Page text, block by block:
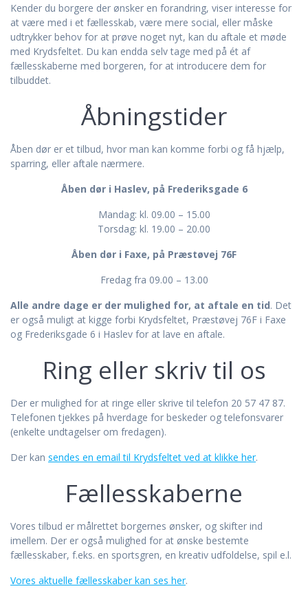
Kender du borgere der ønsker en forandring, viser interesse for
at være med i et fællesskab, være mere social, eller måske
udtrykker behov for at prøve noget nyt, kan du aftale et møde
med Krydsfeltet. Du kan endda selv tage med på ét af
fællesskaberne med borgeren, for at introducere dem for
tilbuddet.
Åbningstider
Åben dør er et tilbud, hvor man kan komme forbi og få hjælp,
sparring, eller aftale nærmere.
Åben dør i Haslev, på Frederiksgade 6
Mandag: kl. 09.00 – 15.00
Torsdag: kl. 19.00 – 20.00
Åben dør i Faxe, på Præstøvej 76F
Fredag fra 09.00 – 13.00
Alle andre dage er der mulighed for, at aftale en tid. Det
er også muligt at kigge forbi Krydsfeltet, Præstøvej 76F i Faxe
og Frederiksgade 6 i Haslev for at lave en aftale.
Ring eller skriv til os
Der er mulighed for at ringe eller skrive til telefon 20 57 47 87.
Telefonen tjekkes på hverdage for beskeder og telefonsvarer
(enkelte undtagelser om fredagen).
Der kan sendes en email til Krydsfeltet ved at klikke her.
Fællesskaberne
Vores tilbud er målrettet borgernes ønsker, og skifter ind
imellem. Der er også mulighed for at ønske bestemte
fællesskaber, f.eks. en sportsgren, en kreativ udfoldelse, spil e.l.
Vores aktuelle fællesskaber kan ses her.